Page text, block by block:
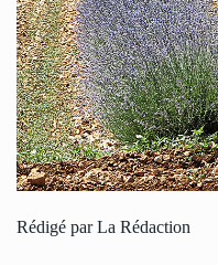
Rédigé par La Rédaction